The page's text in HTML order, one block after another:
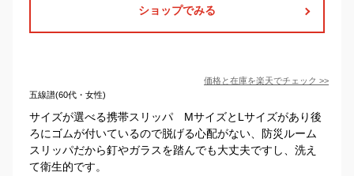
ショップでみる
価格と在庫を楽天でチェック >>
五線譜(60代・女性)
サイズが選べる携帯スリッパ MサイズとLサイズがあり後
ろにゴムが付いているので脱げる心配がない、防災ルーム
スリッパだから釘やガラスを踏んでも大丈夫ですし、洗え
て衛生的です。